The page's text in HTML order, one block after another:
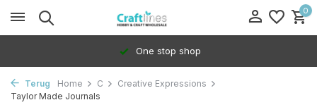
0
One stop shop
Terug Home C
Creative Expressions
Taylor Made Journals